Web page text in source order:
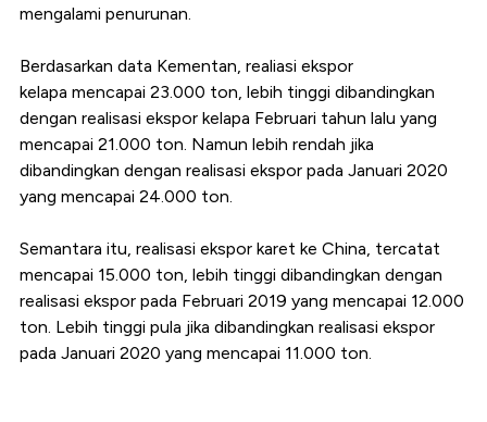
mengalami penurunan.
Berdasarkan data Kementan, realiasi ekspor
kelapa mencapai 23.000 ton, lebih tinggi dibandingkan
dengan realisasi ekspor kelapa Februari tahun lalu yang
mencapai 21.000 ton. Namun lebih rendah jika
dibandingkan dengan realisasi ekspor pada Januari 2020
yang mencapai 24.000 ton.
Semantara itu, realisasi ekspor karet ke China, tercatat
mencapai 15.000 ton, lebih tinggi dibandingkan dengan
realisasi ekspor pada Februari 2019 yang mencapai 12.000
ton. Lebih tinggi pula jika dibandingkan realisasi ekspor
pada Januari 2020 yang mencapai 11.000 ton.